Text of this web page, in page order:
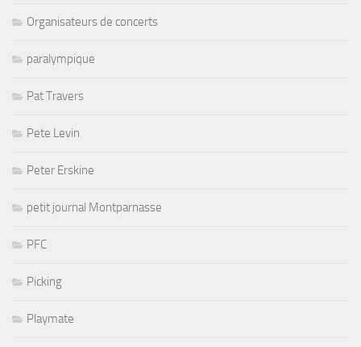
Organisateurs de concerts
paralympique
Pat Travers
Pete Levin
Peter Erskine
petit journal Montparnasse
PFC
Picking
Playmate